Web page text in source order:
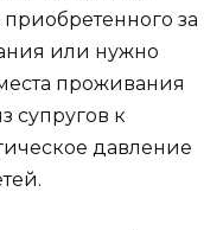
за
или нужно
проживания
супругов к
давление